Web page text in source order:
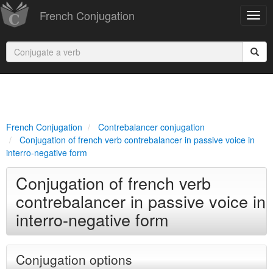
French Conjugation
French Conjugation
Contrebalancer conjugation
Conjugation of french verb contrebalancer in passive voice in
interro-negative form
Conjugation of french verb
contrebalancer in passive voice in
interro-negative form
Conjugation options